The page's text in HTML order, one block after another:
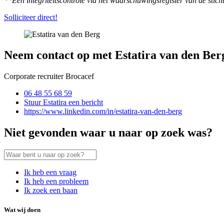
Solliciteer direct!
Neem contact op met Estatira van den
Corporate recruiter Brocacef
06 48 55 68 59
Stuur Estatira een bericht
https://www.linkedin.com/in/estatira-van-den-berg
Niet gevonden waar u naar op zoek was?
Ik heb een vraag
Ik heb een probleem
Ik zoek een baan
Wat wij doen